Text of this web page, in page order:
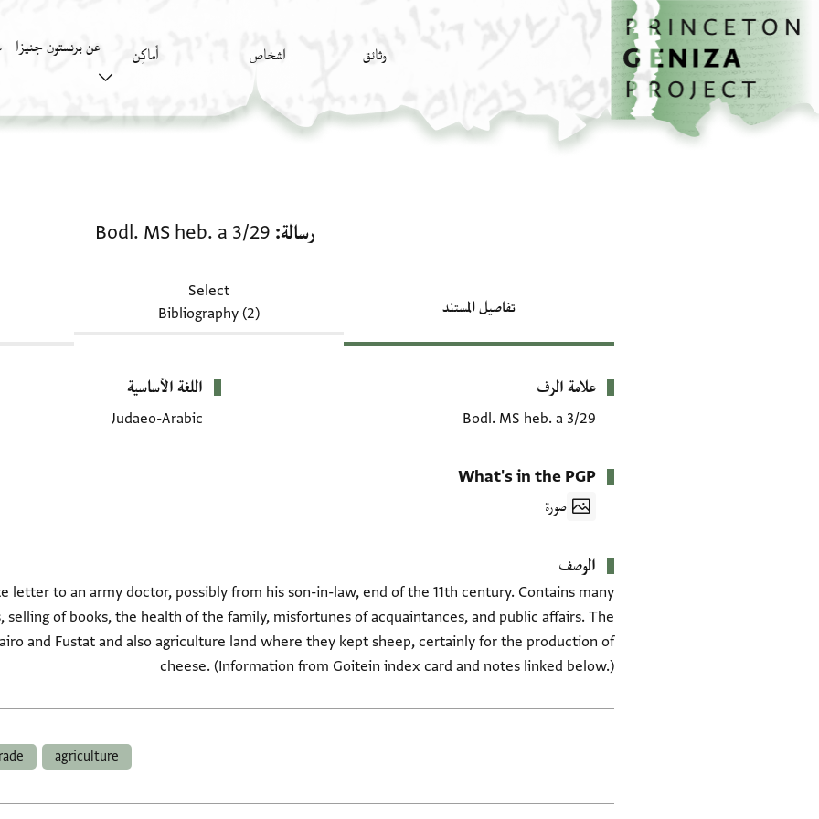
تخطي إلى المحتوى الرئيسي
الصفحة الرئيسية
وثائق اشخاص أَماكِن عن برنستون جنيزا
رسالة Bodl. MS heb. a 3/29
تفاصيل المستند
Select
Bibliography (2)
بيانات التعريف
علامة الرف
Bodl. MS heb. a 3/29
اللغة الأساسية
Judaeo-Arabic
What's in the PGP
صورة
الوصف
letter to an army doctor, possibly from his son-in-law, end of the 11th century. Contains many
selling of books, the health of the family, misfortunes of acquaintances, and public affairs. The
and Fustat and also agriculture land where they kept sheep, certainly for the production of
cheese. (Information from Goitein index card and notes linked below.)
agriculture